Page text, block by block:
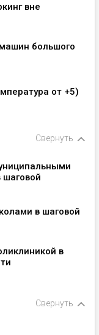
вне
большого
от +5)
Свернуть
в шаговой
в
Свернуть